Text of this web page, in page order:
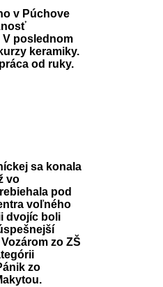
v Púchove
poslednom
keramiky.
od ruky.
sa konala
vo
pod
voľného
dvojíc boli
zo ZŠ
zo